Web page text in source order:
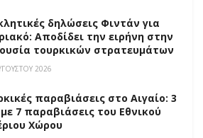
δηλώσεις Φιντάν για
Αποδίδει την ειρήνη στην
τουρκικών στρατευμάτων
2026
παραβιάσεις στο Αιγαίο: 3
με 7 παραβιάσεις του Εθνικού
Χώρου